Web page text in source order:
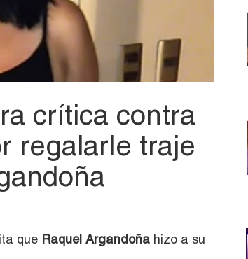
crítica contra
regalarle traje
que Raquel Argandoña hizo a su